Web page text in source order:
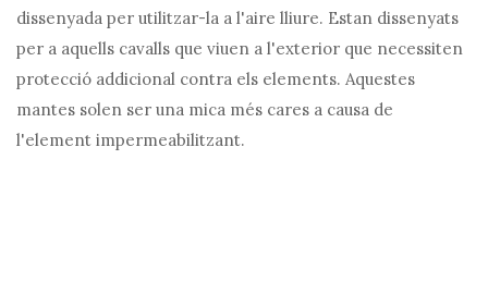
dissenyada per utilitzar-la a l'aire lliure. Estan dissenyats
per a aquells cavalls que viuen a l'exterior que necessiten
protecció addicional contra els elements. Aquestes
mantes solen ser una mica més cares a causa de
l'element impermeabilitzant.